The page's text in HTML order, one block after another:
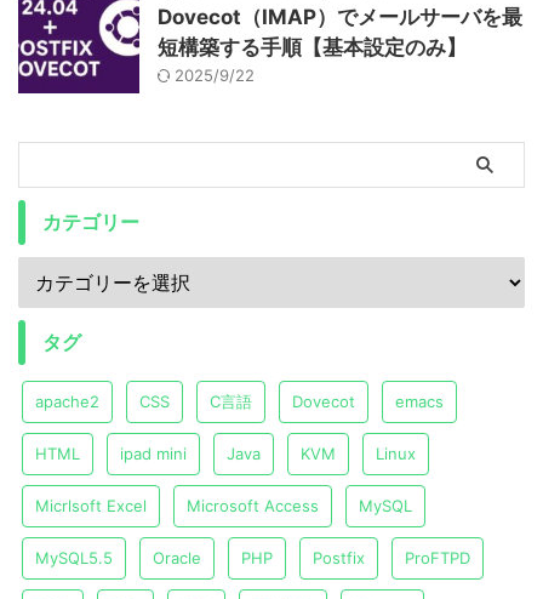
Dovecot（IMAP）でメールサーバを最
短構築する手順【基本設定のみ】
2025/9/22
カテゴリー
タグ
apache2 CSS C言語 Dovecot emacs
HTML ipad mini Java KVM Linux
Micrlsoft Excel Microsoft Access MySQL
MySQL5.5 Oracle PHP Postfix ProFTPD